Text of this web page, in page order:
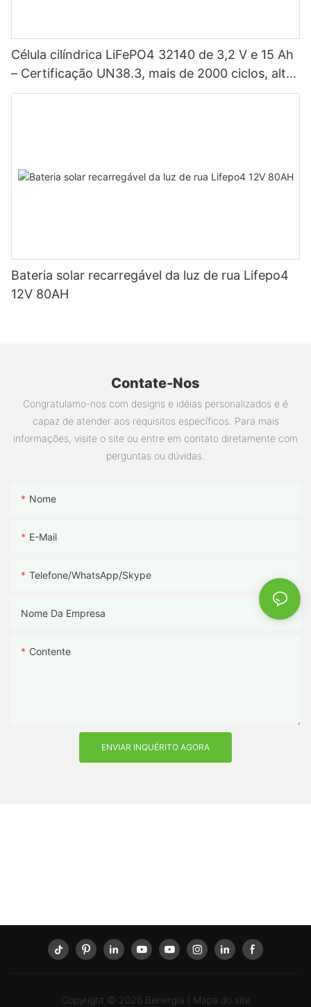
Célula cilíndrica LiFePO4 32140 de 3,2 V e 15 Ah
– Certificação UN38.3, mais de 2000 ciclos, alta
potência para veículos elétricos, sistemas
Bateria solar recarregável da luz de rua Lifepo4
12V 80AH
Contate-Nos
Congratulamo-nos com designs e idéias personalizados e é
capaz de atender aos requisitos específicos. Para mais
informações, visite o site ou entre em contato diretamente com
perguntas ou dúvidas.
Nome
E-Mail
Telefone/WhatsApp/Skype
Nome Da Empresa
Contente
ENVIAR INQUÉRITO AGORA
Copyright © 2026 Benergia Mapa do site